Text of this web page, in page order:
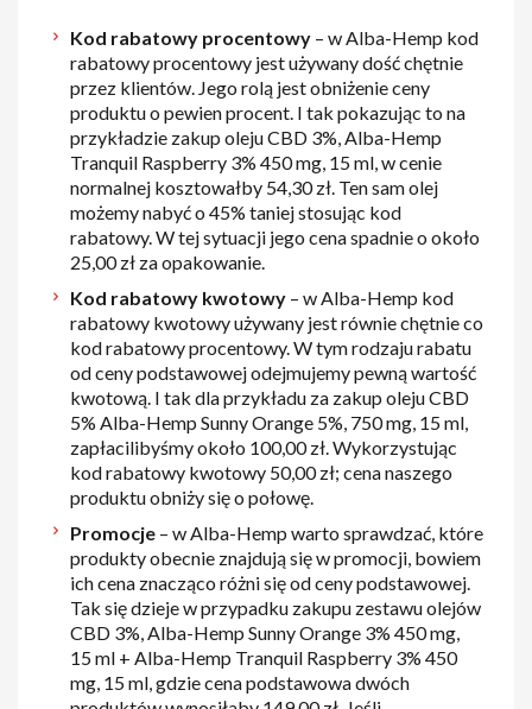
Kod rabatowy procentowy – w Alba-Hemp kod
rabatowy procentowy jest używany dość chętnie
przez klientów. Jego rolą jest obniżenie ceny
produktu o pewien procent. I tak pokazując to na
przykładzie zakup oleju CBD 3%, Alba-Hemp
Tranquil Raspberry 3% 450 mg, 15 ml, w cenie
normalnej kosztowałby 54,30 zł. Ten sam olej
możemy nabyć o 45% taniej stosując kod
rabatowy. W tej sytuacji jego cena spadnie o około
25,00 zł za opakowanie.
Kod rabatowy kwotowy – w Alba-Hemp kod
rabatowy kwotowy używany jest równie chętnie co
kod rabatowy procentowy. W tym rodzaju rabatu
od ceny podstawowej odejmujemy pewną wartość
kwotową. I tak dla przykładu za zakup oleju CBD
5% Alba-Hemp Sunny Orange 5%, 750 mg, 15 ml,
zapłacilibyśmy około 100,00 zł. Wykorzystując
kod rabatowy kwotowy 50,00 zł; cena naszego
produktu obniży się o połowę.
Promocje – w Alba-Hemp warto sprawdzać, które
produkty obecnie znajdują się w promocji, bowiem
ich cena znacząco różni się od ceny podstawowej.
Tak się dzieje w przypadku zakupu zestawu olejów
CBD 3%, Alba-Hemp Sunny Orange 3% 450 mg,
15 ml + Alba-Hemp Tranquil Raspberry 3% 450
mg, 15 ml, gdzie cena podstawowa dwóch